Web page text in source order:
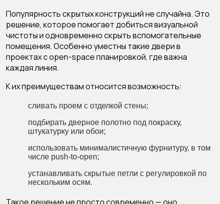
Популярность скрытых конструкций не случайна. Это
решение, которое помогает добиться визуальной
чистоты и одновременно скрыть вспомогательные
помещения. Особенно уместны такие двери в
проектах с open-space планировкой, где важна
каждая линия.
К их преимуществам относится возможность:
сливать проем с отделкой стены;
подбирать дверное полотно под покраску,
штукатурку или обои;
использовать минималистичную фурнитуру, в том
числе push-to-open;
устанавливать скрытые петли с регулировкой по
нескольким осям.